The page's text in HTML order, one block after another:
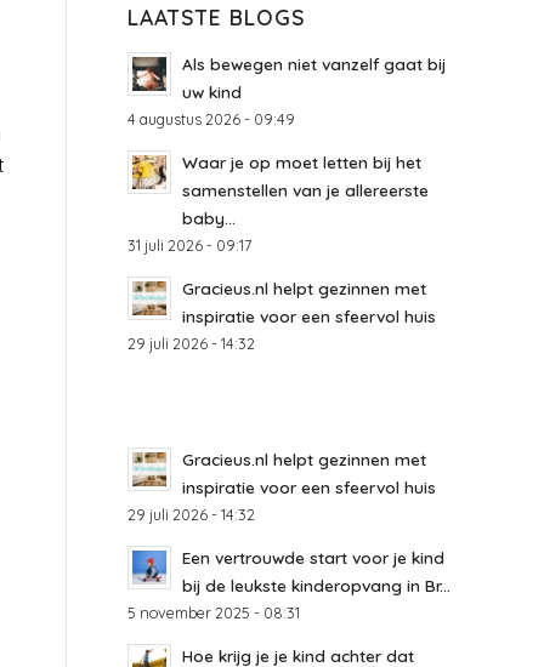
LAATSTE BLOGS
Als bewegen niet vanzelf gaat bij
uw kind
4 augustus 2026 - 09:49
Waar je op moet letten bij het
samenstellen van je allereerste
baby...
31 juli 2026 - 09:17
Gracieus.nl helpt gezinnen met
inspiratie voor een sfeervol huis
29 juli 2026 - 14:32
Gracieus.nl helpt gezinnen met
inspiratie voor een sfeervol huis
29 juli 2026 - 14:32
Een vertrouwde start voor je kind
bij de leukste kinderopvang in Br...
5 november 2025 - 08:31
Hoe krijg je je kind achter dat